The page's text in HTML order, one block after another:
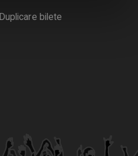
Duplicare bilete